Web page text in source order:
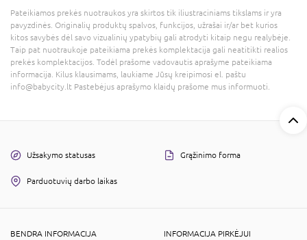
Pateikiamos prekės nuotraukos yra skirtos tik iliustraciniams tikslams ir yra
pavyzdinės. Originalių produktų spalvos, funkcijos, užrašai ir/ar bet kurios
kitos savybės dėl savo vizualinių ypatybių gali atrodyti kitaip negu realybėje.
Taip pat nuotraukoje pateikiama prekės komplektacija gali neatitikti realios
prekės komplektacijos. Todėl prašome vadovautis aprašyme pateikiama
informacija. Kilus klausimams, laukiame Jūsų kreipimosi el. paštu
info@babycity.lt Pastebėjus aprašymo klaidų prašome mus informuoti.
Užsakymo statusas Grąžinimo forma
Parduotuvių darbo laikas
BENDRA INFORMACIJA
INFORMACIJA PIRKĖJUI